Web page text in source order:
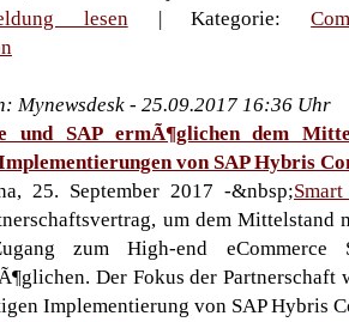
lesen| Kategorie:
Mynewsdesk - 25.09.2017 16:36 Uhr
und SAP ermÃ¶glichen dem
von SAP Hybris
25. September 2017 -&nbsp;
um dem Mittelstand
zum High-end
Der Fokus der Partnerschaft
Implementierung von SAP Hybris